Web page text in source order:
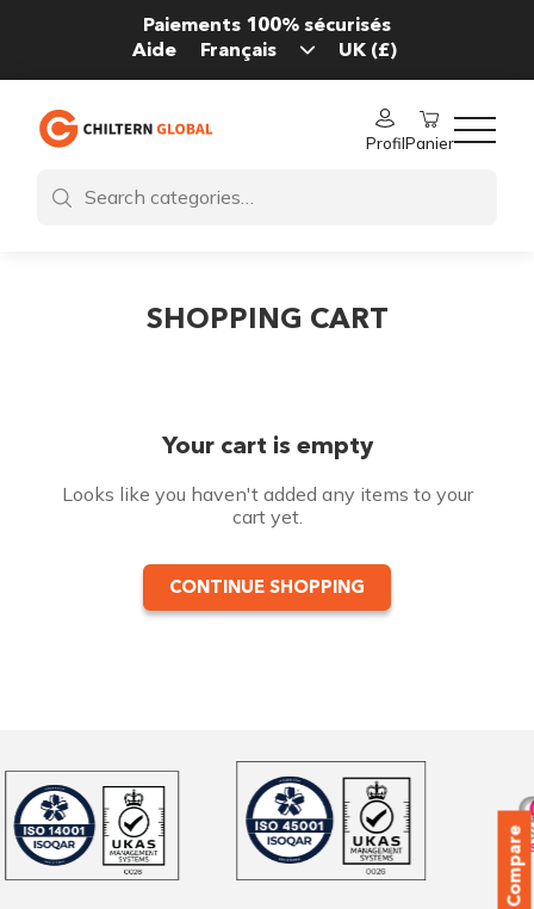
Paiements 100% sécurisés
Aide
ProfilPanier
Compare
SHOPPING CART
Your cart is empty
Looks like you haven't added any items to your
cart yet.
CONTINUE SHOPPING